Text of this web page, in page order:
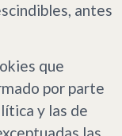
antes
que
por parte
y las de